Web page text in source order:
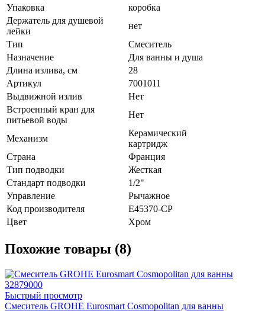
Упаковка
коробка
Держатель для душевой
лейки
нет
Тип
Смеситель
Назначение
Для ванны и душа
Длина излива, см
28
Артикул
7001011
Выдвижной излив
Нет
Встроенный кран для
питьевой воды
Нет
Механизм
Керамический
картридж
Страна
Франция
Тип подводки
Жесткая
Стандарт подводки
1/2"
Управление
Рычажное
Код производителя
E45370-CP
Цвет
Хром
Похожие товары (8)
Быстрый просмотр
Смеситель GROHE Eurosmart Cosmopolitan для ванны